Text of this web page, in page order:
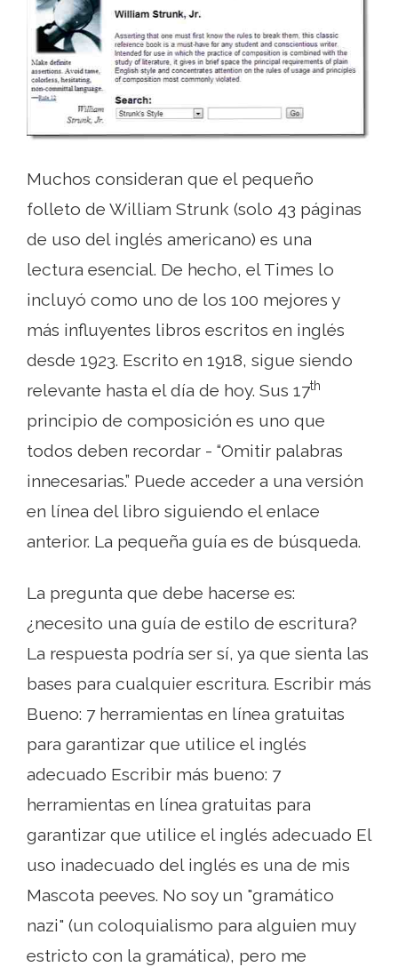
Muchos consideran que el pequeño
folleto de William Strunk (solo 43 páginas
de uso del inglés americano) es una
lectura esencial. De hecho, el Times lo
incluyó como uno de los 100 mejores y
más influyentes libros escritos en inglés
desde 1923. Escrito en 1918, sigue siendo
relevante hasta el día de hoy. Sus 17th
principio de composición es uno que
todos deben recordar - “Omitir palabras
innecesarias.” Puede acceder a una versión
en línea del libro siguiendo el enlace
anterior. La pequeña guía es de búsqueda.
La pregunta que debe hacerse es:
¿necesito una guía de estilo de escritura?
La respuesta podría ser sí, ya que sienta las
bases para cualquier escritura. Escribir más
Bueno: 7 herramientas en línea gratuitas
para garantizar que utilice el inglés
adecuado Escribir más bueno: 7
herramientas en línea gratuitas para
garantizar que utilice el inglés adecuado El
uso inadecuado del inglés es una de mis
Mascota peeves. No soy un "gramático
nazi" (un coloquialismo para alguien muy
estricto con la gramática), pero me